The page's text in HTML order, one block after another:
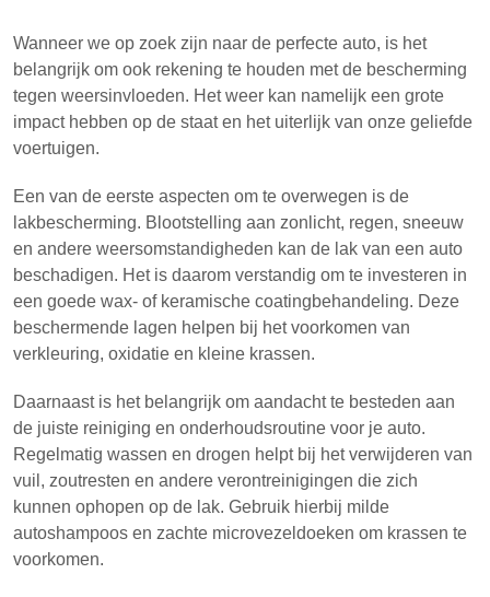
Wanneer we op zoek zijn naar de perfecte auto, is het
belangrijk om ook rekening te houden met de bescherming
tegen weersinvloeden. Het weer kan namelijk een grote
impact hebben op de staat en het uiterlijk van onze geliefde
voertuigen.
Een van de eerste aspecten om te overwegen is de
lakbescherming. Blootstelling aan zonlicht, regen, sneeuw
en andere weersomstandigheden kan de lak van een auto
beschadigen. Het is daarom verstandig om te investeren in
een goede wax- of keramische coatingbehandeling. Deze
beschermende lagen helpen bij het voorkomen van
verkleuring, oxidatie en kleine krassen.
Daarnaast is het belangrijk om aandacht te besteden aan
de juiste reiniging en onderhoudsroutine voor je auto.
Regelmatig wassen en drogen helpt bij het verwijderen van
vuil, zoutresten en andere verontreinigingen die zich
kunnen ophopen op de lak. Gebruik hierbij milde
autoshampoos en zachte microvezeldoeken om krassen te
voorkomen.